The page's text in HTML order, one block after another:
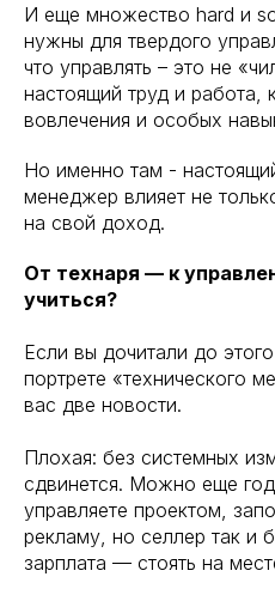
И еще множество hard и
нужны для твердого
что управлять – это не
настоящий труд и работа,
вовлечения и особых
Но именно там -
менеджер влияет не
на свой доход.
От технаря — к
учиться?
Если вы дочитали до
портрете «технического
вас две новости.
Плохая: без системных
сдвинется. Можно еще
управляете проектом,
рекламу, но селлер так и
зарплата — стоять на